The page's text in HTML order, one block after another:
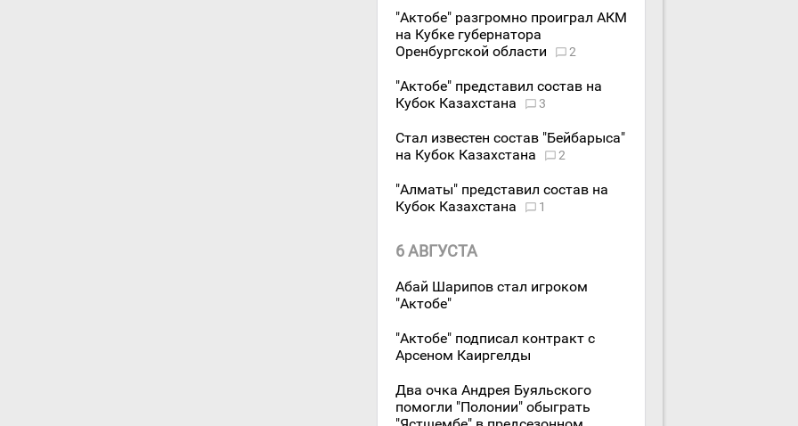
"Актобе" разгромно проиграл АКМ
на Кубке губернатора
Оренбургской области
2
"Актобе" представил состав на
Кубок Казахстана
3
Стал известен состав "Бейбарыса"
на Кубок Казахстана
2
"Алматы" представил состав на
Кубок Казахстана
1
6 АВГУСТА
Абай Шарипов стал игроком
"Актобе"
"Актобе" подписал контракт с
Арсеном Каиргелды
Два очка Андрея Буяльского
помогли "Полонии" обыграть